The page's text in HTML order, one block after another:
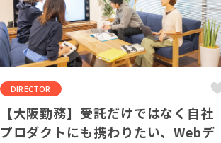
DIRECTOR
【大阪勤務】受託だけではなく自社
プロダクトにも携わりたい、Webデ